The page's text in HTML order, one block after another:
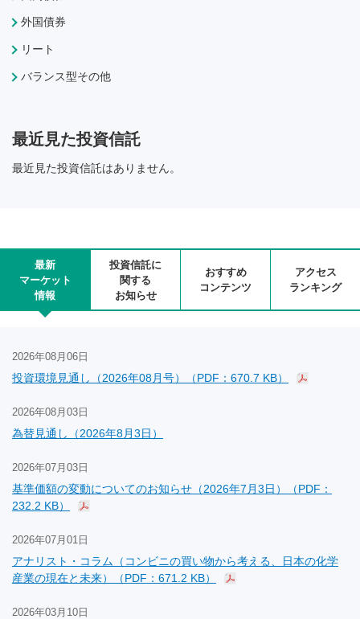
外国債券
リート
バランス型その他
最近見た投資信託
最近見た投資信託はありません。
最新
マーケット
情報
投資信託に
関する
お知らせ
おすすめ
コンテンツ
アクセス
ランキング
2026年08月06日
投資環境見通し（2026年08月号）（PDF：670.7 KB）
2026年08月03日
為替見通し（2026年8月3日）
2026年07月03日
基準価額の変動についてのお知らせ（2026年7月3日）（PDF：
232.2 KB）
2026年07月01日
アナリスト・コラム（コンビニの買い物から考える、日本の化学
産業の現在と未来）（PDF：671.2 KB）
2026年03月10日